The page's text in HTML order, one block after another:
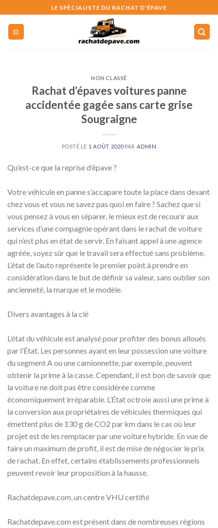
to
content
LE SPÉCIALISTE DU RACHAT D'ÉPAVE
NON CLASSÉ
Rachat d’épaves voitures panne
accidentée gagée sans carte grise
Sougraigne
POSTÉ LE 1 AOÛT 2020PAR ADMIN
Qu’est-ce que la reprise d’épave ?
Votre véhicule en panne s’accapare toute la place dans devant
chez vous et vous ne savez pas quoi en faire ? Sachez que si
vous pensez à vous en séparer, le mieux est de recourir aux
services d’une compagnie opérant dans le rachat de voiture
qui n’est plus en état de servir. En faisant appel à une agence
agréée, soyez sûr que le travail sera effectué sans problème.
L’état de l’auto représente le premier point à prendre en
considération dans le but de définir sa valeur, sans oublier son
ancienneté, la marque et le modèle.
Divers avantages à la clé
L’état du véhicule est analysé pour profiter des bonus alloués
par l’État. Les personnes ayant en leur possession une voiture
du segment A ou une camionnette, par exemple, peuvent
obtenir la prime à la casse. Cependant, il est bon de savoir que
la voiture ne doit pas être considérée comme
économiquement irréparable. L’État octroie aussi une prime à
la conversion aux propriétaires de véhicules thermiques qui
émettent plus de 130 g de CO2 par km dans le cas où leur
projet est de les remplacer par une voiture hybride. En vue de
faire un maximum de profit, il est de mise de négocier le prix
de rachat. En effet, certains établissements professionnels
peuvent revoir leur proposition à la hausse.
Rachatdepave.com, un centre VHU certifié
Rachatdepave.com est présent dans de nombreuses régions